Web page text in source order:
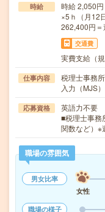
時給
時給 2,050
×5ｈ（月12
262,400円＝
交通費
実費支給（規
仕事内容
税理士事務
入力（MJS
応募資格
英語力不要
■税理士事
関数など）
職場の雰囲気
男女比率
女性
職場の様子